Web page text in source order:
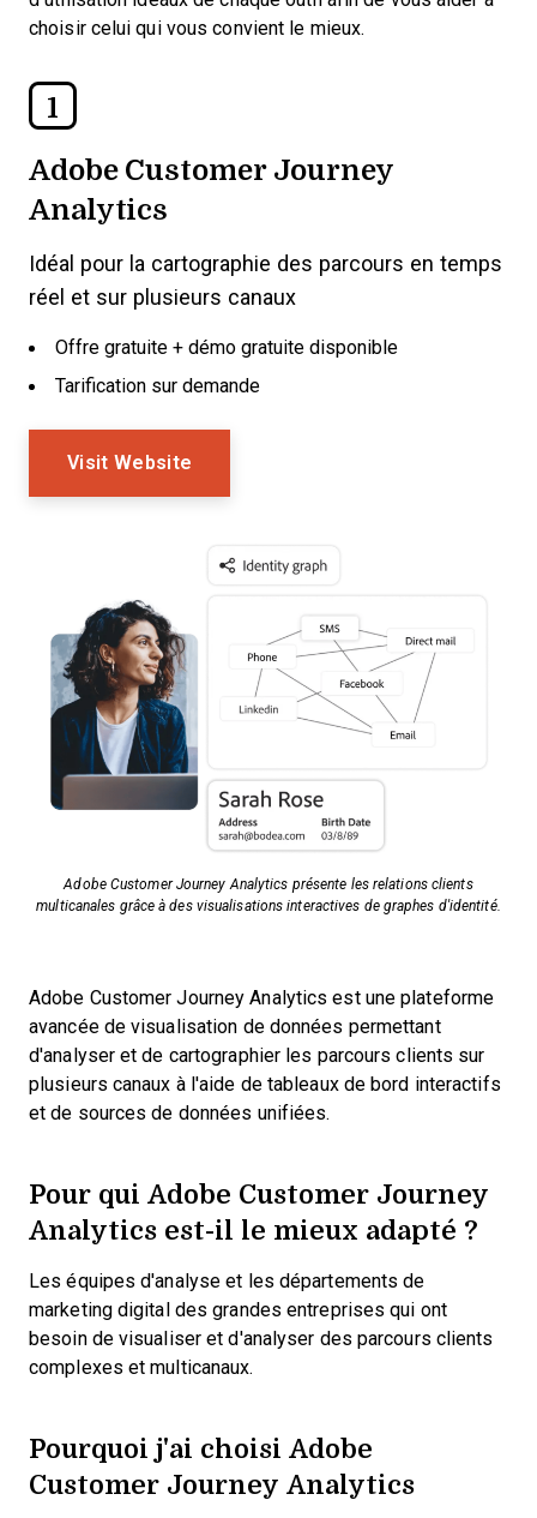
choisir celui qui vous convient le mieux.
1
Adobe Customer Journey
Analytics
Idéal pour la cartographie des parcours en temps
réel et sur plusieurs canaux
Offre gratuite + démo gratuite disponible
Tarification sur demande
Visit Website
Adobe Customer Journey Analytics présente les relations clients
multicanales grâce à des visualisations interactives de graphes d'identité.
Adobe Customer Journey Analytics est une plateforme
avancée de visualisation de données permettant
d'analyser et de cartographier les parcours clients sur
plusieurs canaux à l'aide de tableaux de bord interactifs
et de sources de données unifiées.
Pour qui Adobe Customer Journey
Analytics est-il le mieux adapté ?
Les équipes d'analyse et les départements de
marketing digital des grandes entreprises qui ont
besoin de visualiser et d'analyser des parcours clients
complexes et multicanaux.
Pourquoi j'ai choisi Adobe
Customer Journey Analytics